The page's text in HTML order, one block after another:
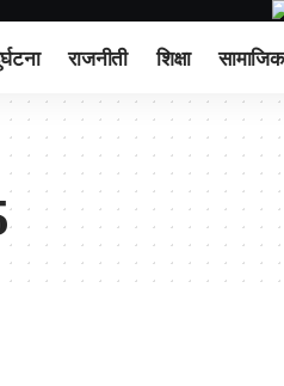
राजनीती शिक्षा सामाजिक